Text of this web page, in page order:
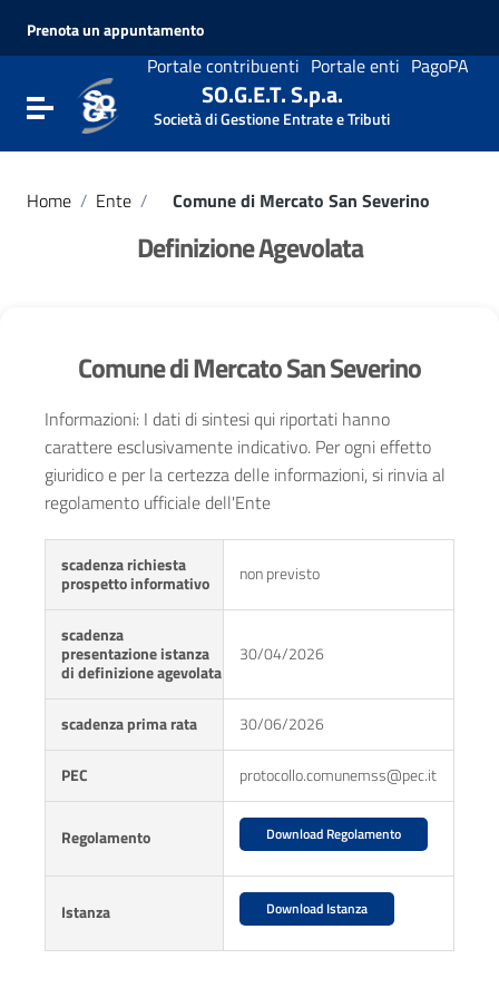
Vai al menu di navigazione
Prenota un appuntamento
Portale contribuenti Portale enti PagoPA
Attiva / disattiva la navigazione
SO.G.E.T. S.p.a.
Società di Gestione Entrate e Tributi
Home / Ente / Comune di Mercato San Severino
Definizione Agevolata
Comune di Mercato San Severino
Informazioni: I dati di sintesi qui riportati hanno
carattere esclusivamente indicativo. Per ogni effetto
giuridico e per la certezza delle informazioni, si rinvia al
regolamento ufficiale dell'Ente
scadenza richiesta
prospetto informativo non previsto
scadenza
presentazione istanza
di definizione agevolata
30/04/2026
scadenza prima rata 30/06/2026
PEC protocollo.comunemss@pec.it
Regolamento Download Regolamento
Istanza Download Istanza